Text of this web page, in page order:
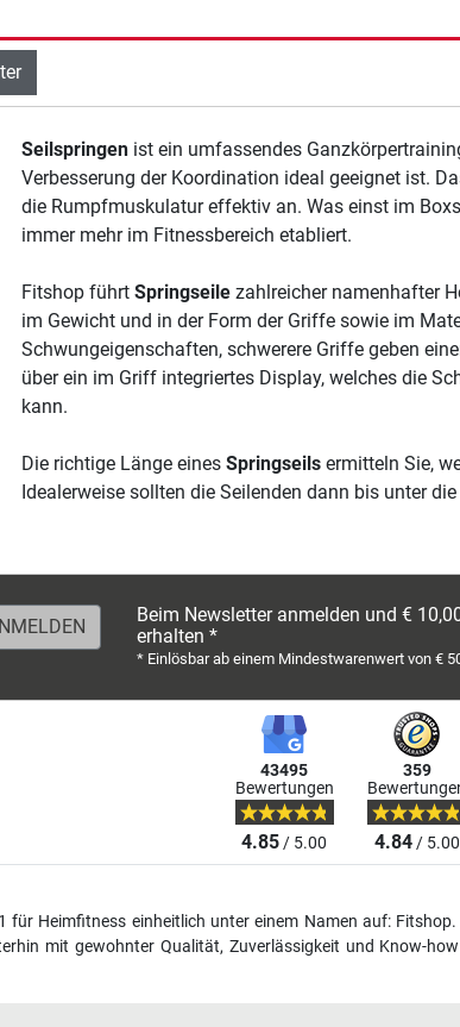
filtern
Seilspringenist ein umfassendes
Verbesserung der Koordination ideal geeignet ist.
die Rumpfmuskulatur effektiv an. Was einst im
immer mehr im Fitnessbereich etabliert.
Fitshop führt Springseilezahlreicher namenhafter
im Gewicht und in der Form der Griffe sowie im
Schwungeigenschaften, schwerere Griffe geben
über ein im Griff integriertes Display, welches die
kann.
Die richtige Länge eines Springseilsermitteln Sie,
Idealerweise sollten die Seilenden dann bis unter
Beim Newsletter anmelden und €
erhalten *
* Einlösbar ab einem Mindestwarenwert von €
43495
Bewertungen
4.85/ 5.00
359
4.84/ 5.00
für Heimfitness einheitlich unter einem Namen auf:
mit gewohnter Qualität, Zuverlässigkeit und Know-